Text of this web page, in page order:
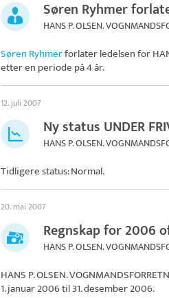
Søren Ryhmer
HANS P. OLSEN.
Søren Ryhmerforlater ledelsen for
etter en periode på 4 år.
12. juli 2007
Ny status UNDER
HANS P. OLSEN.
Tidligere status: Normal.
20. mai 2007
Regnskap for 2006
HANS P. OLSEN.
HANS P. OLSEN.
1. januar 2006 til 31. desember 2006.